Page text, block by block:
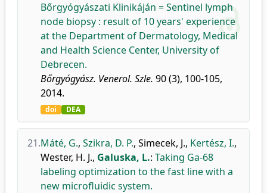
Bőrgyógyászati Klinikáján = Sentinel lymph
node biopsy : result of 10 years' experience
at the Department of Dermatology, Medical
and Health Science Center, University of
Debrecen.
Bőrgyógyász. Venerol. Szle. 90 (3), 100-105,
2014.
doi DEA
21.Máté, G., Szikra, D. P., Simecek, J., Kertész, I.,
Wester, H. J., Galuska, L.: Taking Ga-68
labeling optimization to the fast line with a
new microfluidic system.